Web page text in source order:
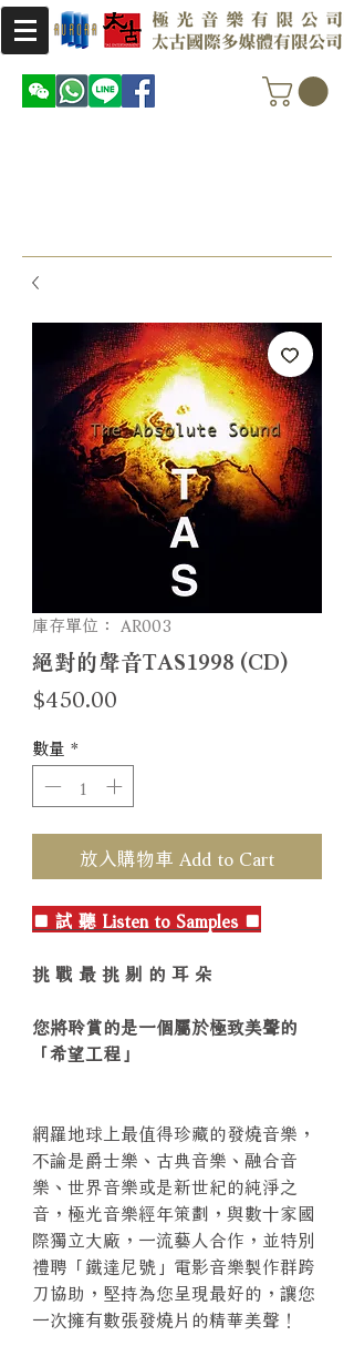
庫存單位： AR003
絕對的聲音TAS1998 (CD)
$450.00
數量 *
放入購物車 Add to Cart
■ 試 聽 Listen to Samples ■
挑 戰 最 挑 剔 的 耳 朵
您將聆賞的是一個屬於極致美聲的
「希望工程」
網羅地球上最值得珍藏的發燒音樂，
不論是爵士樂、古典音樂、融合音
樂、世界音樂或是新世紀的純淨之
音，極光音樂經年策劃，與數十家國
際獨立大廠，一流藝人合作，並特別
禮聘「鐵達尼號」電影音樂製作群跨
刀協助，堅持為您呈現最好的，讓您
一次擁有數張發燒片的精華美聲！